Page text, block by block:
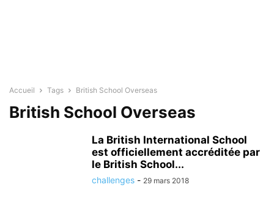
Accueil Tags British School Overseas
British School Overseas
La British International School
est officiellement accréditée par
le British School...
challenges - 29 mars 2018